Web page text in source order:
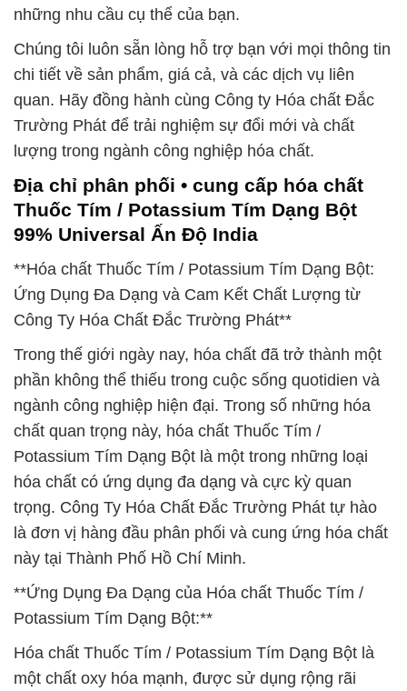
những nhu cầu cụ thể của bạn.
Chúng tôi luôn sẵn lòng hỗ trợ bạn với mọi thông tin
chi tiết về sản phẩm, giá cả, và các dịch vụ liên
quan. Hãy đồng hành cùng Công ty Hóa chất Đắc
Trường Phát để trải nghiệm sự đổi mới và chất
lượng trong ngành công nghiệp hóa chất.
Địa chỉ phân phối • cung cấp hóa chất
Thuốc Tím / Potassium Tím Dạng Bột
99% Universal Ấn Độ India
**Hóa chất Thuốc Tím / Potassium Tím Dạng Bột:
Ứng Dụng Đa Dạng và Cam Kết Chất Lượng từ
Công Ty Hóa Chất Đắc Trường Phát**
Trong thế giới ngày nay, hóa chất đã trở thành một
phần không thể thiếu trong cuộc sống quotidien và
ngành công nghiệp hiện đại. Trong số những hóa
chất quan trọng này, hóa chất Thuốc Tím /
Potassium Tím Dạng Bột là một trong những loại
hóa chất có ứng dụng đa dạng và cực kỳ quan
trọng. Công Ty Hóa Chất Đắc Trường Phát tự hào
là đơn vị hàng đầu phân phối và cung ứng hóa chất
này tại Thành Phố Hồ Chí Minh.
**Ứng Dụng Đa Dạng của Hóa chất Thuốc Tím /
Potassium Tím Dạng Bột:**
Hóa chất Thuốc Tím / Potassium Tím Dạng Bột là
một chất oxy hóa mạnh, được sử dụng rộng rãi